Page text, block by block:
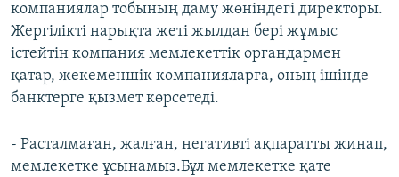
компаниялар тобының даму жөніндегі директоры.
Жергілікті нарықта жеті жылдан бері жұмыс
істейтін компания мемлекеттік органдармен
қатар, жекеменшік компанияларға, оның ішінде
банктерге қызмет көрсетеді.
- Расталмаған, жалған, негативті ақпаратты жинап,
мемлекетке ұсынамыз.Бұл мемлекетке қате